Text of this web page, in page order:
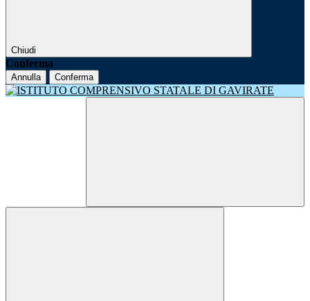
Chiudi
Conferma
Annulla Conferma